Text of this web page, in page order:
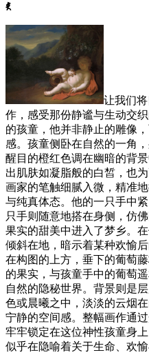
ꈅ
让我们
作，感受那份静谧与生动交
的孩童，他并非静止的雕像
感。孩童侧卧在自然的一角
醒目的橙红色调在幽暗的背
出肌肤如凝脂般的白皙，也
画家的笔触细腻入微，精准
与纯真体态。他的一只手中
只手则随意地搭在身侧，仿
果实的甜美中进入了梦乡。
倾斜在地，暗示着某种欢愉后
在构图的上方，垂下的葡萄
的果实，与孩童手中的葡萄
自然的隐秘世界。背景则是
色或晨曦之中，淡淡的云烟
宁静的空间感。整幅画作通
牢牢锁定在这位神性孩童身
似乎在隐喻着关于生命、欢